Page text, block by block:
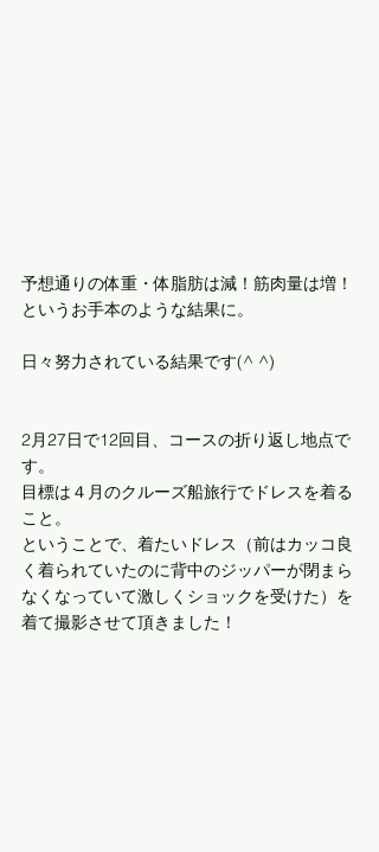
予想通りの体重・体脂肪は減！筋肉量は増！
というお手本のような結果に。
日々努力されている結果です(^ ^)
2月27日で12回目、コースの折り返し地点で
す。
目標は４月のクルーズ船旅行でドレスを着る
こと。
ということで、着たいドレス（前はカッコ良
く着られていたのに背中のジッパーが閉まら
なくなっていて激しくショックを受けた）を
着て撮影させて頂きました！